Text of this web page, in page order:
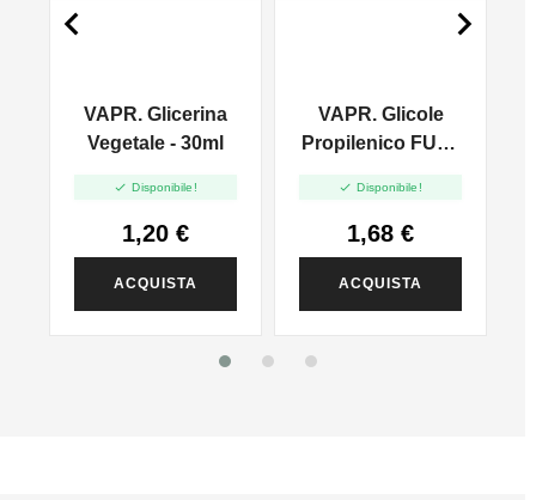
VAPR. Glicerina
Vegetale - 30ml
 Disponibile!
1,20 €
ACQUISTA
VAPR. Glicole
Propilenico FULL
 Disponibile!
1,68 €
ACQUISTA
 